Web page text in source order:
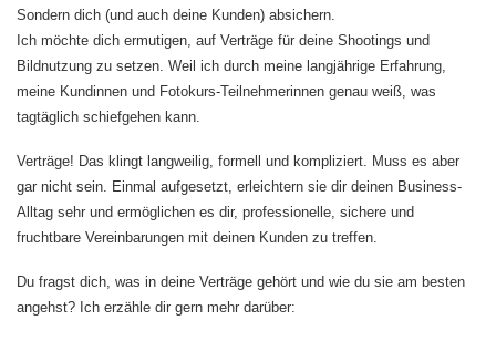
Sondern dich (und auch deine Kunden) absichern.
Ich möchte dich ermutigen, auf Verträge für deine Shootings und
Bildnutzung zu setzen. Weil ich durch meine langjährige Erfahrung,
meine Kundinnen und Fotokurs-Teilnehmerinnen genau weiß, was
tagtäglich schiefgehen kann.
Verträge! Das klingt langweilig, formell und kompliziert. Muss es aber
gar nicht sein. Einmal aufgesetzt, erleichtern sie dir deinen Business-
Alltag sehr und ermöglichen es dir, professionelle, sichere und
fruchtbare Vereinbarungen mit deinen Kunden zu treffen.
Du fragst dich, was in deine Verträge gehört und wie du sie am besten
angehst? Ich erzähle dir gern mehr darüber: